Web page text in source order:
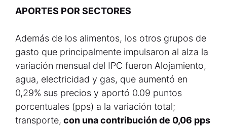
APORTES POR SECTORES
Además de los alimentos, los otros grupos de
gasto que principalmente impulsaron al alza la
variación mensual del IPC fueron Alojamiento,
agua, electricidad y gas, que aumentó en
0,29% sus precios y aportó 0.09 puntos
porcentuales (pps) a la variación total;
transporte, con una contribución de 0,06 pps